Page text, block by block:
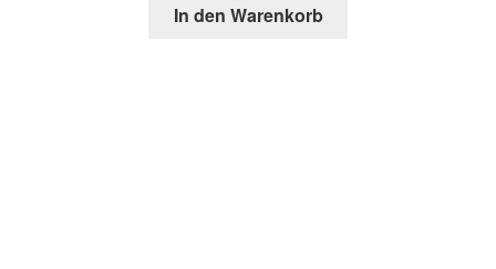
In den Warenkorb